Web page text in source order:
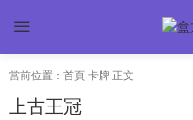
當前位置： 首頁 卡牌 正文
上古王冠